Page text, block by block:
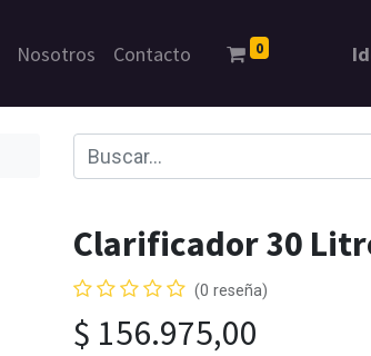
Nosotros Contacto 0
Clarificador 30
(0 reseña)
$ 156.975,00